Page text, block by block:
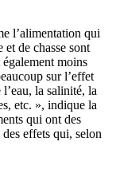
l’alimentation qui
de chasse sont
moins
sur l’effet
la salinité, la
etc. », indique la
qui ont des
effets qui, selon